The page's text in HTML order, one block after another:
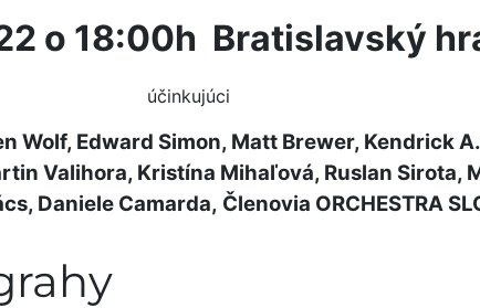
o 18:00h Bratislavský
účinkujúci
Wolf, Edward Simon, Matt Brewer, Kendrick
Valihora, Kristína Mihaľová, Ruslan Sirota,
Daniele Camarda, Členovia ORCHESTRA